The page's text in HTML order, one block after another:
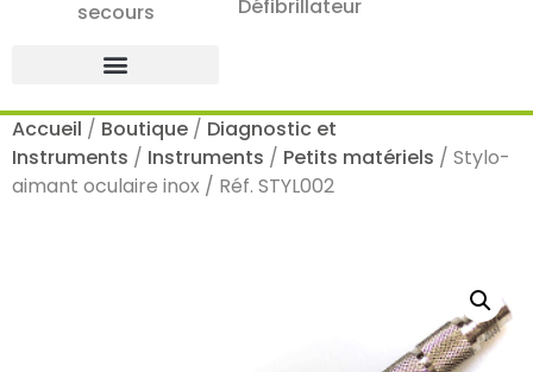
secours
Défibrillateur
Accueil / Boutique / Diagnostic et
Instruments / Instruments / Petits matériels / Stylo-
aimant oculaire inox / Réf. STYL002